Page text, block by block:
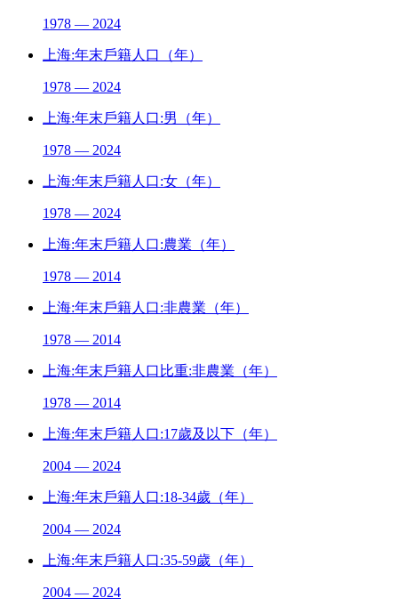
1978 — 2024
上海:年末戶籍人口（年）
1978 — 2024
上海:年末戶籍人口:男（年）
1978 — 2024
上海:年末戶籍人口:女（年）
1978 — 2024
上海:年末戶籍人口:農業（年）
1978 — 2014
上海:年末戶籍人口:非農業（年）
1978 — 2014
上海:年末戶籍人口比重:非農業（年）
1978 — 2014
上海:年末戶籍人口:17歲及以下（年）
2004 — 2024
上海:年末戶籍人口:18-34歲（年）
2004 — 2024
上海:年末戶籍人口:35-59歲（年）
2004 — 2024